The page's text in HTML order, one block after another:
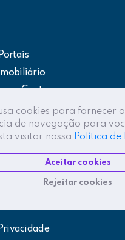
cookies para fornecer
de navegação para
visitar nossa Política
Aceitar cookies
Rejeitar cookies
– Captura
Portal do Cliente
de Vendas